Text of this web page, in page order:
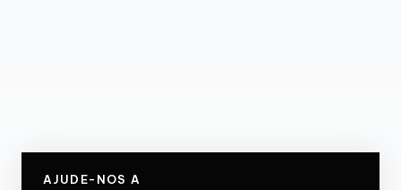
AJUDE-NOS A